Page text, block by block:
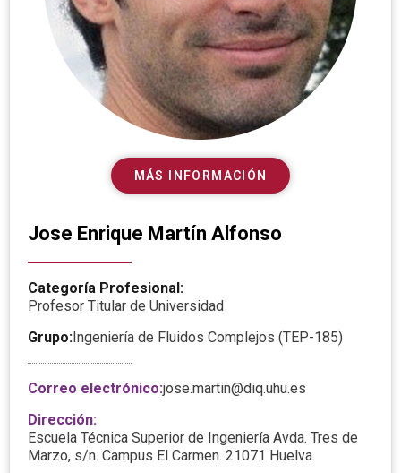
MÁS INFORMACIÓN
Jose Enrique Martín Alfonso
Categoría Profesional:
Profesor Titular de Universidad
Grupo: Ingeniería de Fluidos Complejos (TEP-185)
Correo electrónico:jose.martin@diq.uhu.es
Dirección:
Escuela Técnica Superior de Ingeniería Avda. Tres de
Marzo, s/n. Campus El Carmen. 21071 Huelva.